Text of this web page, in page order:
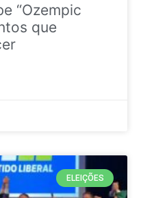
“Ozempic
que
ELEIÇÕES